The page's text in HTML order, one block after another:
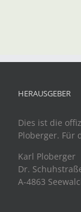
HERAUSGEBER
Dies ist die
Ploberger. Für
Karl Ploberger
Dr.
A-4863